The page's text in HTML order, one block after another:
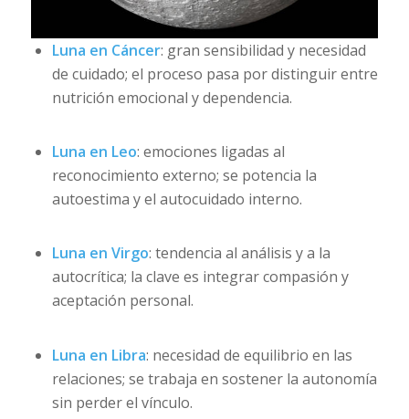
Luna en Cáncer: gran sensibilidad y necesidad
de cuidado; el proceso pasa por distinguir entre
nutrición emocional y dependencia.
Luna en Leo: emociones ligadas al
reconocimiento externo; se potencia la
autoestima y el autocuidado interno.
Luna en Virgo: tendencia al análisis y a la
autocrítica; la clave es integrar compasión y
aceptación personal.
Luna en Libra: necesidad de equilibrio en las
relaciones; se trabaja en sostener la autonomía
sin perder el vínculo.